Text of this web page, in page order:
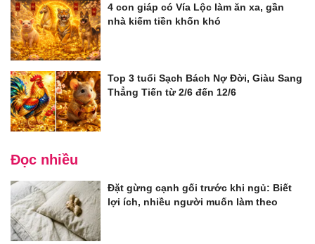
4 con giáp có Vía Lộc làm ăn xa, gần
nhà kiếm tiền khốn khó
Top 3 tuổi Sạch Bách Nợ Đời, Giàu Sang
Thẳng Tiến từ 2/6 đến 12/6
Đọc nhiều
Đặt gừng cạnh gối trước khi ngủ: Biết
lợi ích, nhiều người muốn làm theo